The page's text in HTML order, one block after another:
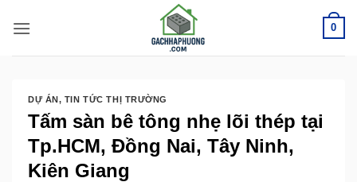
qua
nội
0
DỰ ÁN, TIN TỨC THỊ TRƯỜNG
Tấm sàn bê tông nhẹ lõi thép tại
Tp.HCM, Đồng Nai, Tây Ninh,
Kiên Giang